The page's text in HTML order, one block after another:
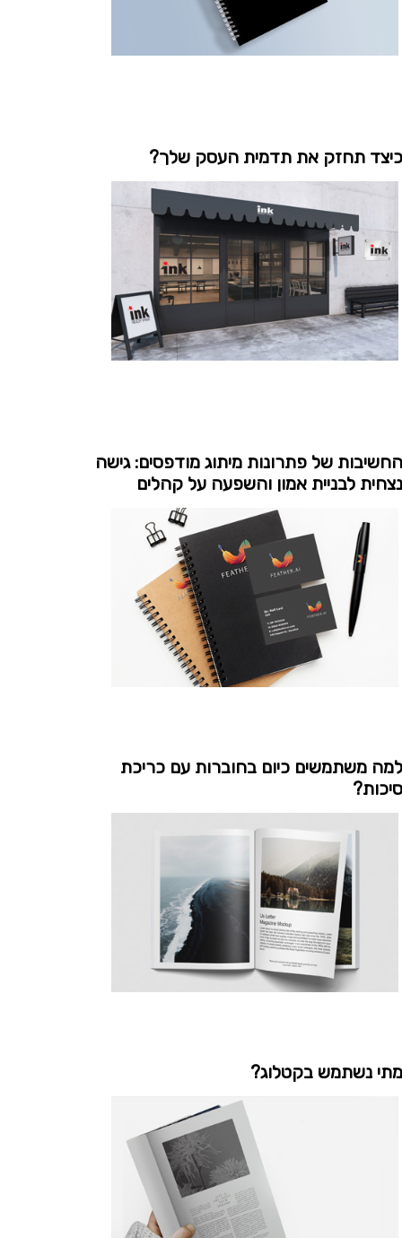
כיצד תחזק את תדמית העסק שלך?
החשיבות של פתרונות מיתוג מודפסים: גישה
נצחית לבניית אמון והשפעה על קהלים
למה משתמשים כיום בחוברות עם כריכת
סיכות?
מתי נשתמש בקטלוג?